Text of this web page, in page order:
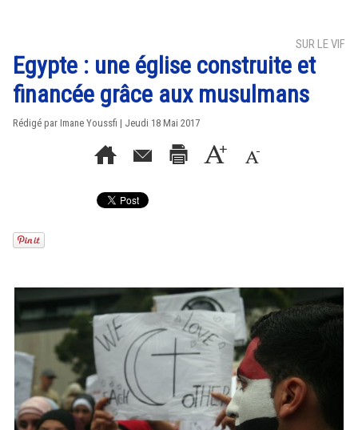
SUR LE VIF
Egypte : une église construite et
financée grâce aux musulmans
Rédigé par Imane Youssfi | Jeudi 18 Mai 2017